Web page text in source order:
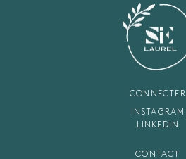
CONNECTER
INSTAGRAM
LINKEDIN
CONTACT